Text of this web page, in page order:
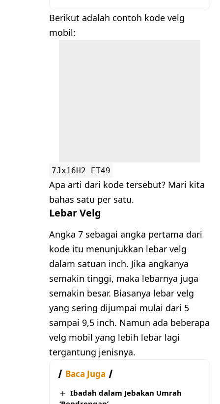
Berikut adalah contoh kode velg
mobil:
7Jx16H2 ET49
Apa arti dari kode tersebut? Mari kita
bahas satu per satu.
Lebar Velg
Angka 7 sebagai angka pertama dari
kode itu menunjukkan lebar velg
dalam satuan inch. Jika angkanya
semakin tinggi, maka lebarnya juga
semakin besar. Biasanya lebar velg
yang sering dijumpai mulai dari 5
sampai 9,5 inch. Namun ada beberapa
velg mobil yang lebih lebar lagi
tergantung jenisnya.
Baca Juga
Ibadah dalam Jebakan Umrah